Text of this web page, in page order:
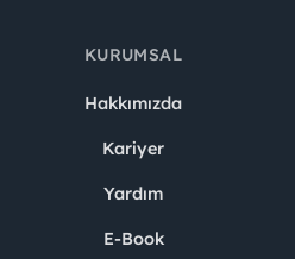
KURUMSAL
Hakkımızda
Kariyer
Yardım
E-Book